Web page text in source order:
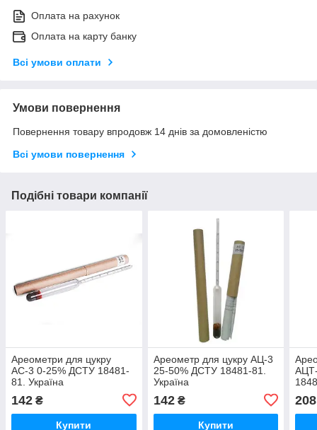
Оплата на рахунок
Оплата на карту банку
Всі умови оплати
Умови повернення
Повернення товару впродовж 14 днів за домовленістю
Всі умови повернення
Подібні товари компанії
Ареометри для цукру
АС-3 0-25% ДСТУ 18481-
81. Україна
142 ₴
Купити
Ареометр для цукру АЦ-3
25-50% ДСТУ 18481-81.
Україна
142₴
Купити